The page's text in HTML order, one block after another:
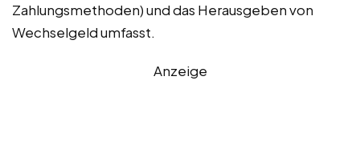
Zahlungsmethoden) und das Herausgeben von
Wechselgeld umfasst.
Anzeige